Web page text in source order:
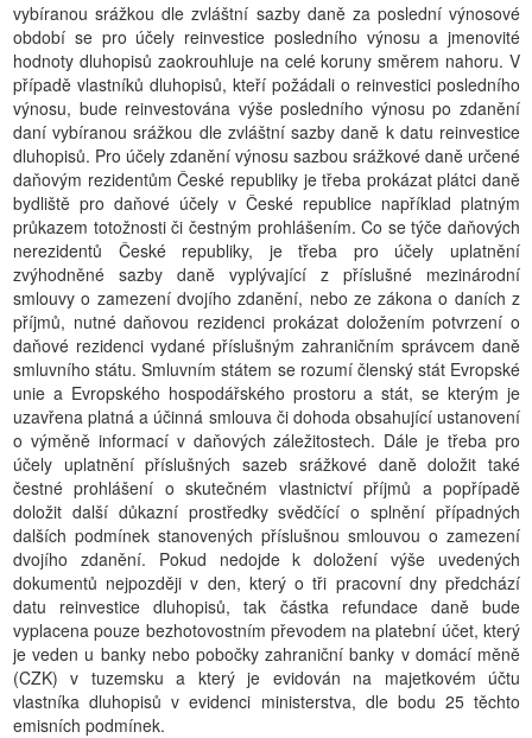
vybíranou srážkou dle zvláštní sazby daně za poslední výnosové
období se pro účely reinvestice posledního výnosu a jmenovité
hodnoty dluhopisů zaokrouhluje na celé koruny směrem nahoru. V
případě vlastníků dluhopisů, kteří požádali o reinvestici posledního
výnosu, bude reinvestována výše posledního výnosu po zdanění
daní vybíranou srážkou dle zvláštní sazby daně k datu reinvestice
dluhopisů. Pro účely zdanění výnosu sazbou srážkové daně určené
daňovým rezidentům České republiky je třeba prokázat plátci daně
bydliště pro daňové účely v České republice například platným
průkazem totožnosti či čestným prohlášením. Co se týče daňových
nerezidentů České republiky, je třeba pro účely uplatnění
zvýhodněné sazby daně vyplývající z příslušné mezinárodní
smlouvy o zamezení dvojího zdanění, nebo ze zákona o daních z
příjmů, nutné daňovou rezidenci prokázat doložením potvrzení o
daňové rezidenci vydané příslušným zahraničním správcem daně
smluvního státu. Smluvním státem se rozumí členský stát Evropské
unie a Evropského hospodářského prostoru a stát, se kterým je
uzavřena platná a účinná smlouva či dohoda obsahující ustanovení
o výměně informací v daňových záležitostech. Dále je třeba pro
účely uplatnění příslušných sazeb srážkové daně doložit také
čestné prohlášení o skutečném vlastnictví příjmů a popřípadě
doložit další důkazní prostředky svědčící o splnění případných
dalších podmínek stanovených příslušnou smlouvou o zamezení
dvojího zdanění. Pokud nedojde k doložení výše uvedených
dokumentů nejpozději v den, který o tři pracovní dny předchází
datu reinvestice dluhopisů, tak částka refundace daně bude
vyplacena pouze bezhotovostním převodem na platební účet, který
je veden u banky nebo pobočky zahraniční banky v domácí měně
(CZK) v tuzemsku a který je evidován na majetkovém účtu
vlastníka dluhopisů v evidenci ministerstva, dle bodu 25 těchto
emisních podmínek.